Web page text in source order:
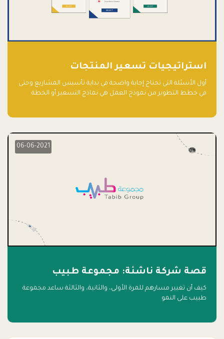
استراتيجيات تسعير المنتجات
أول الأسئلة التي تحتاج إجابة واضحة في بداية تأسيس المشاريع وحتى
في خطط التطوير من نموذج العمل هي نماذج التسعير أو الخطة
06-06-2021
قصة شركة ناشئة: مجموعة طبيب
كيف أن تغيير مسارهم للمرة الأولى، والثانية، والثالثة ساعد مجموعة
طبيب على النمو